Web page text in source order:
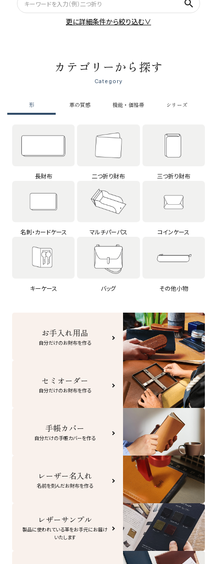
search
更に詳細条件から絞り込む∨
カテゴリーから探す
Category
形 革の質感 機能・価格帯 シリーズ
長財布 二つ折り財布 三つ折り財布
名刺・カードケース マルチパーパス コインケース
キーケース バッグ その他小物
お手入れ用品
自分だけのお財布を作る
セミオーダー
自分だけのお財布を作る
手帳カバー
自分だけの手帳カバーを作る
レーザー名入れ
名前を刻んだお財布を作る
レザーサンプル
製品に使われている革をお手元にお届け
いたします